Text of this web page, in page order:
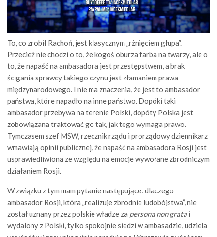
To, co zrobił Rachoń, jest klasycznym „rżnięciem głupa”.
Przecież nie chodzi o to, że kogoś oburza farba na twarzy, ale o
to, że napaść na ambasadora jest przestępstwem, a brak
ścigania sprawcy takiego czynu jest złamaniem prawa
międzynarodowego. I nie ma znaczenia, że jest to ambasador
państwa, które napadło na inne państwo. Dopóki taki
ambasador przebywa na terenie Polski, dopóty Polska jest
zobowiązana traktować go tak, jak tego wymaga prawo.
Tymczasem szef MSW, rzecznik rządu i prorządowy dziennikarz
wmawiają opinii publicznej, że napaść na ambasadora Rosji jest
usprawiedliwiona ze względu na emocje wywołane zbrodniczym
działaniem Rosji.
W związku z tym mam pytanie następujące: dlaczego
ambasador Rosji, która „realizuje zbrodnie ludobójstwa”, nie
został uznany przez polskie władze za persona non grata i
wydalony z Polski, tylko spokojnie siedzi w ambasadzie, udziela